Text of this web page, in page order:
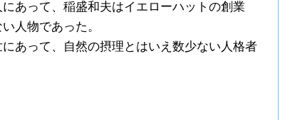
あって、稲盛和夫はイエローハットの創業
人物であった。
あって、自然の摂理とはいえ数少ない人格者